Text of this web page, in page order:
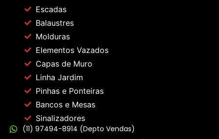
Escadas
Balaustres
Molduras
Elementos Vazados
Capas de Muro
Linha Jardim
Pinhas e Ponteiras
Bancos e Mesas
Sinalizadores
(11) 97494-8914 (Depto Vendas)